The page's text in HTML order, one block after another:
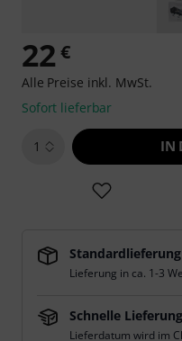
22 €
Alle Preise inkl. MwSt.
Sofort lieferbar
1 IN
Standardlieferung
Lieferung in ca. 1-3
Schnelle Lieferung
Lieferdatum wird im